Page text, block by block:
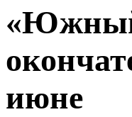
«Южный
июне